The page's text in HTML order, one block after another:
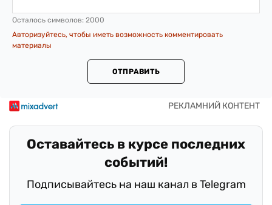
Осталось символов: 2000
Авторизуйтесь, чтобы иметь возможность комментировать
материалы
ОТПРАВИТЬ
Оставайтесь в курсе последних
событий!
Подписывайтесь на наш канал в Telegram